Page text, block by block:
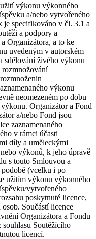
výkonu výkonného
a/nebo vytvořeného
je specifikováno v čl. 3.1 a
a podpory a
Organizátora, a to ke
uvedeným v autorském
sdělování živého výkonu
výkonu
neomezeném po dobu
Organizátor a Fond
a/nebo Fond jsou
zaznamenaného
v rámci účasti
díly a uměleckými
výkonů, k jeho úpravě
s touto Smlouvou a
(vcelku i po
užitím výkonu výkonného
vytvořeného
poskytnuté licence,
Součástí licence
Organizátora a Fondu
souhlasu Soutěžícího
licencí.